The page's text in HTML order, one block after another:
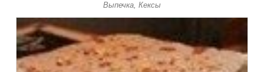
Выпечка, Кексы